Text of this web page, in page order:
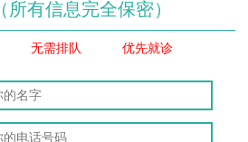
（所有信息完全保密）
无需排队 优先就诊